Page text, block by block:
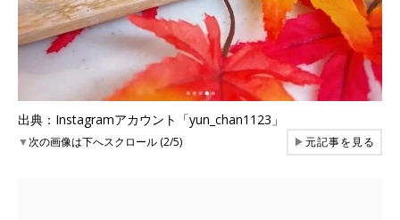
出典：Instagramアカウント「yun_chan1123」
▼次の画像は下へスクロール (2/5) ▶元記事を見る